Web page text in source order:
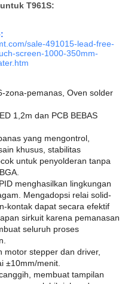
T961S:
sale-491015-lead-free-
screen-1000-350mm-
zona-pemanas, Oven solder
1,2m dan PCB BEBAS
yang mengontrol,
khusus, stabilitas
untuk penyolderan tanpa
menghasilkan lingkungan
Mengadopsi relai solid-
kontak dapat secara efektif
sirkuit karena pemanasan
seluruh proses
motor stepper dan driver,
±10mm/menit.
membuat tampilan